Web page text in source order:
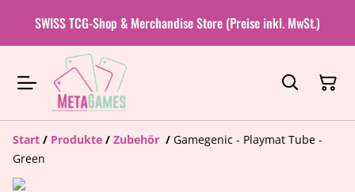
SWISS TCG-Shop & Merchandise Store (Preise inkl. MwSt.)
Start / Produkte / Zubehör / Gamegenic - Playmat Tube -
Green